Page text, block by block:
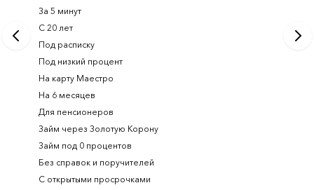
За 5 минут
С 20 лет
Под расписку
Под низкий процент
На карту Маестро
На 6 месяцев
Для пенсионеров
Займ через Золотую Корону
Займ под 0 процентов
Без справок и поручителей
С открытыми просрочками
Займ на
Займ